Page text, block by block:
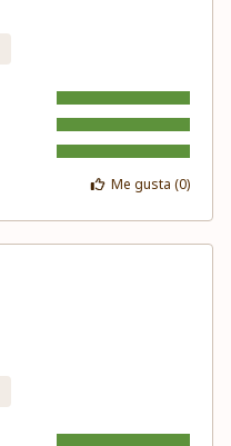
Me gusta (0)